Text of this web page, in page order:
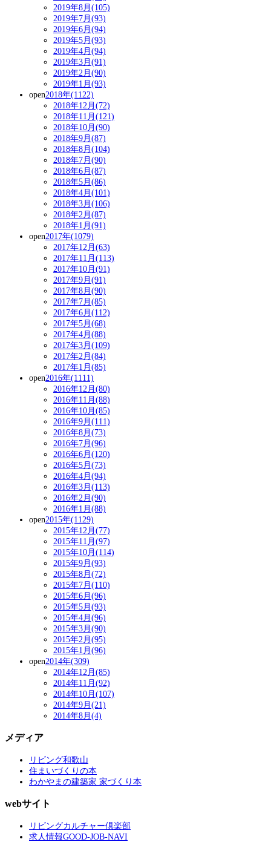
2019年8月(105)
2019年7月(93)
2019年6月(94)
2019年5月(93)
2019年4月(94)
2019年3月(91)
2019年2月(90)
2019年1月(93)
open2018年(1122)
2018年12月(72)
2018年11月(121)
2018年10月(90)
2018年9月(87)
2018年8月(104)
2018年7月(90)
2018年6月(87)
2018年5月(86)
2018年4月(101)
2018年3月(106)
2018年2月(87)
2018年1月(91)
open2017年(1079)
2017年12月(63)
2017年11月(113)
2017年10月(91)
2017年9月(91)
2017年8月(90)
2017年7月(85)
2017年6月(112)
2017年5月(68)
2017年4月(88)
2017年3月(109)
2017年2月(84)
2017年1月(85)
open2016年(1111)
2016年12月(80)
2016年11月(88)
2016年10月(85)
2016年9月(111)
2016年8月(73)
2016年7月(96)
2016年6月(120)
2016年5月(73)
2016年4月(94)
2016年3月(113)
2016年2月(90)
2016年1月(88)
open2015年(1129)
2015年12月(77)
2015年11月(97)
2015年10月(114)
2015年9月(93)
2015年8月(72)
2015年7月(110)
2015年6月(96)
2015年5月(93)
2015年4月(96)
2015年3月(90)
2015年2月(95)
2015年1月(96)
open2014年(309)
2014年12月(85)
2014年11月(92)
2014年10月(107)
2014年9月(21)
2014年8月(4)
メディア
リビング和歌山
住まいづくりの本
わかやまの建築家 家づくり本
webサイト
リビングカルチャー倶楽部
求人情報GOOD-JOB-NAVI